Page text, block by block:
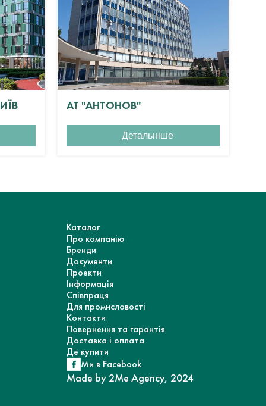
АТ "АНТОНОВ"
Детальніше
Каталог
Про компанію
Бренди
Документи
Проекти
Інформація
Співпраця
Для промисловості
Контакти
Повернення та гарантія
Доставка і оплата
Де купити
Ми в Facebook
Made by 2Me Agency, 2024